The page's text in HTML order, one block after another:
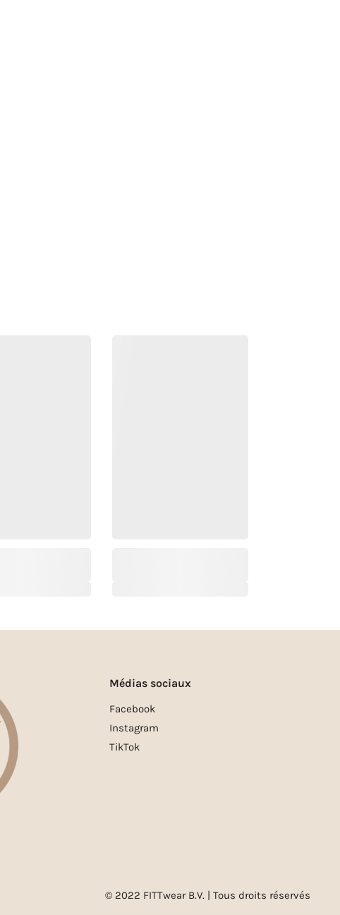
Médias sociaux
Facebook
Instagram
TikTok
© 2022 FITTwear B.V. | Tous droits réservés